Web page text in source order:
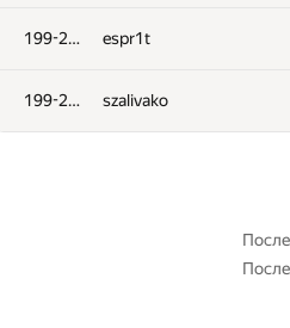
199-200 espr1t
199-200 szalivako
164 Виктор Баринов
165 DDD BBB
Catalin Stefan Tiseanu